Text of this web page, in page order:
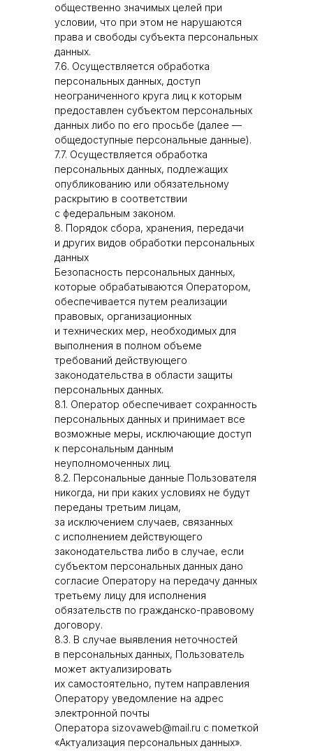
общественно значимых целей при
условии, что при этом не нарушаются
права и свободы субъекта персональных
данных.
7.6. Осуществляется обработка
персональных данных, доступ
неограниченного круга лиц к которым
предоставлен субъектом персональных
данных либо по его просьбе (далее —
общедоступные персональные данные).
7.7. Осуществляется обработка
персональных данных, подлежащих
опубликованию или обязательному
раскрытию в соответствии
с федеральным законом.
8. Порядок сбора, хранения, передачи
и других видов обработки персональных
данных
Безопасность персональных данных,
которые обрабатываются Оператором,
обеспечивается путем реализации
правовых, организационных
и технических мер, необходимых для
выполнения в полном объеме
требований действующего
законодательства в области защиты
персональных данных.
8.1. Оператор обеспечивает сохранность
персональных данных и принимает все
возможные меры, исключающие доступ
к персональным данным
неуполномоченных лиц.
8.2. Персональные данные Пользователя
никогда, ни при каких условиях не будут
переданы третьим лицам,
за исключением случаев, связанных
с исполнением действующего
законодательства либо в случае, если
субъектом персональных данных дано
согласие Оператору на передачу данных
третьему лицу для исполнения
обязательств по гражданско-правовому
договору.
8.3. В случае выявления неточностей
в персональных данных, Пользователь
может актуализировать
их самостоятельно, путем направления
Оператору уведомление на адрес
электронной почты
Оператора sizovaweb@mail.ru с пометкой
«Актуализация персональных данных».